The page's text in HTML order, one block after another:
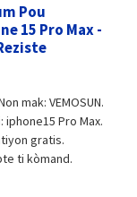
Pou
15 Pro Max -
mak: VEMOSUN.
iphone15 Pro Max.
gratis.
ti kòmand.